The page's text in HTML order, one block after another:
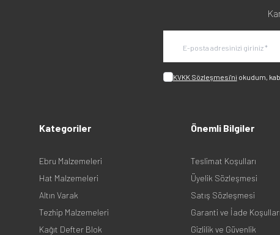
KVKK Sözleşmesi'ni okudum,
Kategoriler
Ebru Malzemeleri
Hat Malzemeleri
Altın Varak
Tezhip Malzemeleri
Kağıt Defter Blok
Önemli Bilgiler
Teslimat Koşulları
Üyelik Sözleşmesi
Satış Sözleşmesi
Garanti ve İade Koşulları
Gizlilik ve Güvenlik